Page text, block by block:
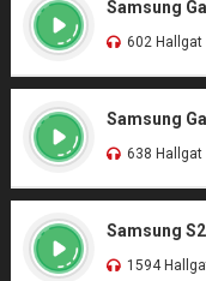
Samsung
602 Hallgat
Samsung
638 Hallgat
Samsung
1594